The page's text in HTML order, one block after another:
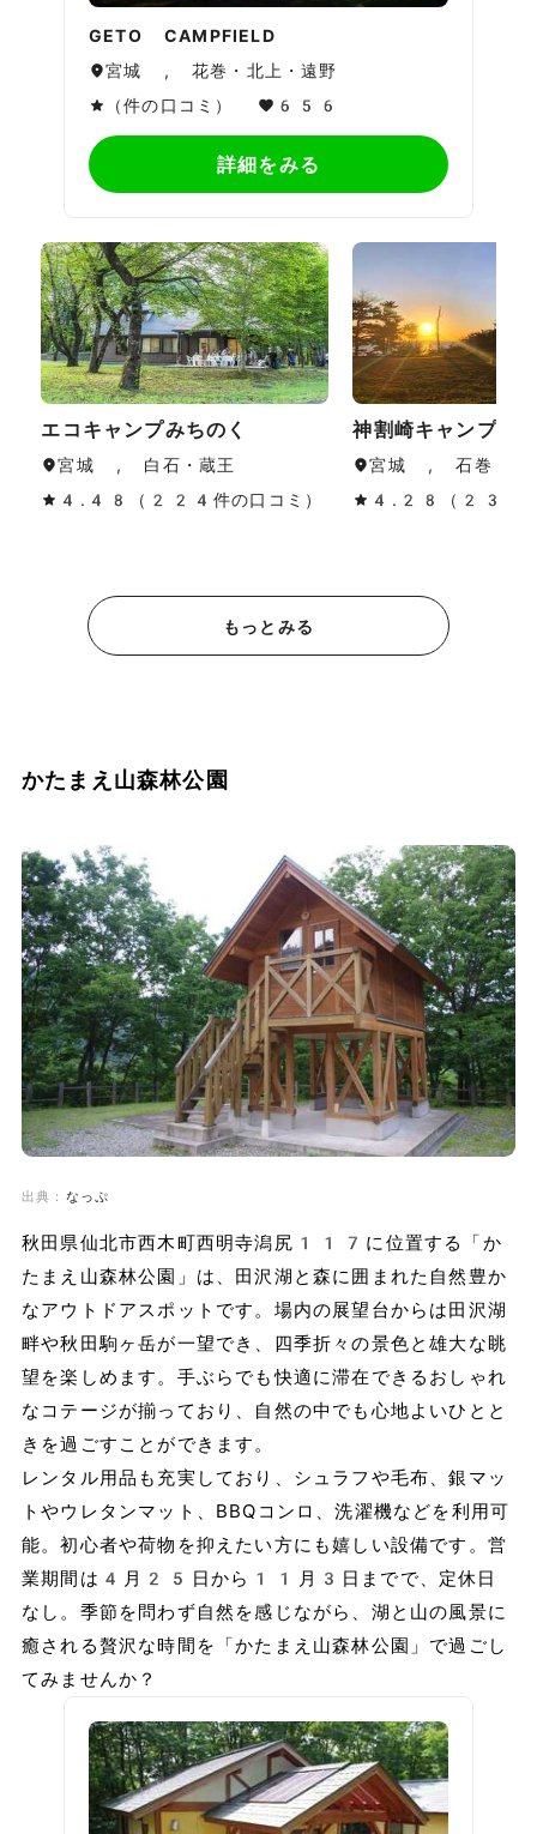
GETO CAMPFIELD
宮城 , 花巻・北上・遠野
（件の口コミ）
656
詳細をみる
エコキャンプみちのく
宮城 , 白石・蔵王
4.48（224件の口コミ）
神割崎キャンプ場
宮城 , 石巻・気
4.28（230件
もっとみる
かたまえ山森林公園
出典： なっぷ
秋田県仙北市西木町西明寺潟尻117に位置する「か
たまえ山森林公園」は、田沢湖と森に囲まれた自然豊か
なアウトドアスポットです。場内の展望台からは田沢湖
畔や秋田駒ヶ岳が一望でき、四季折々の景色と雄大な眺
望を楽しめます。手ぶらでも快適に滞在できるおしゃれ
なコテージが揃っており、自然の中でも心地よいひとと
きを過ごすことができます。
レンタル用品も充実しており、シュラフや毛布、銀マッ
トやウレタンマット、BBQコンロ、洗濯機などを利用可
能。初心者や荷物を抑えたい方にも嬉しい設備です。営
業期間は4月25日から11月3日までで、定休日
なし。季節を問わず自然を感じながら、湖と山の風景に
癒される贅沢な時間を「かたまえ山森林公園」で過ごし
てみませんか？